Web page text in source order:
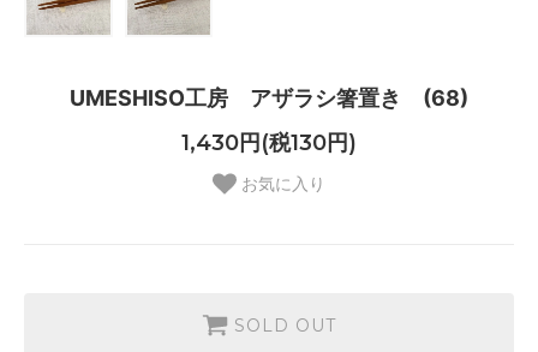
UMESHISO工房 アザラシ箸置き (68)
1,430円(税130円)
お気に入り
SOLD OUT